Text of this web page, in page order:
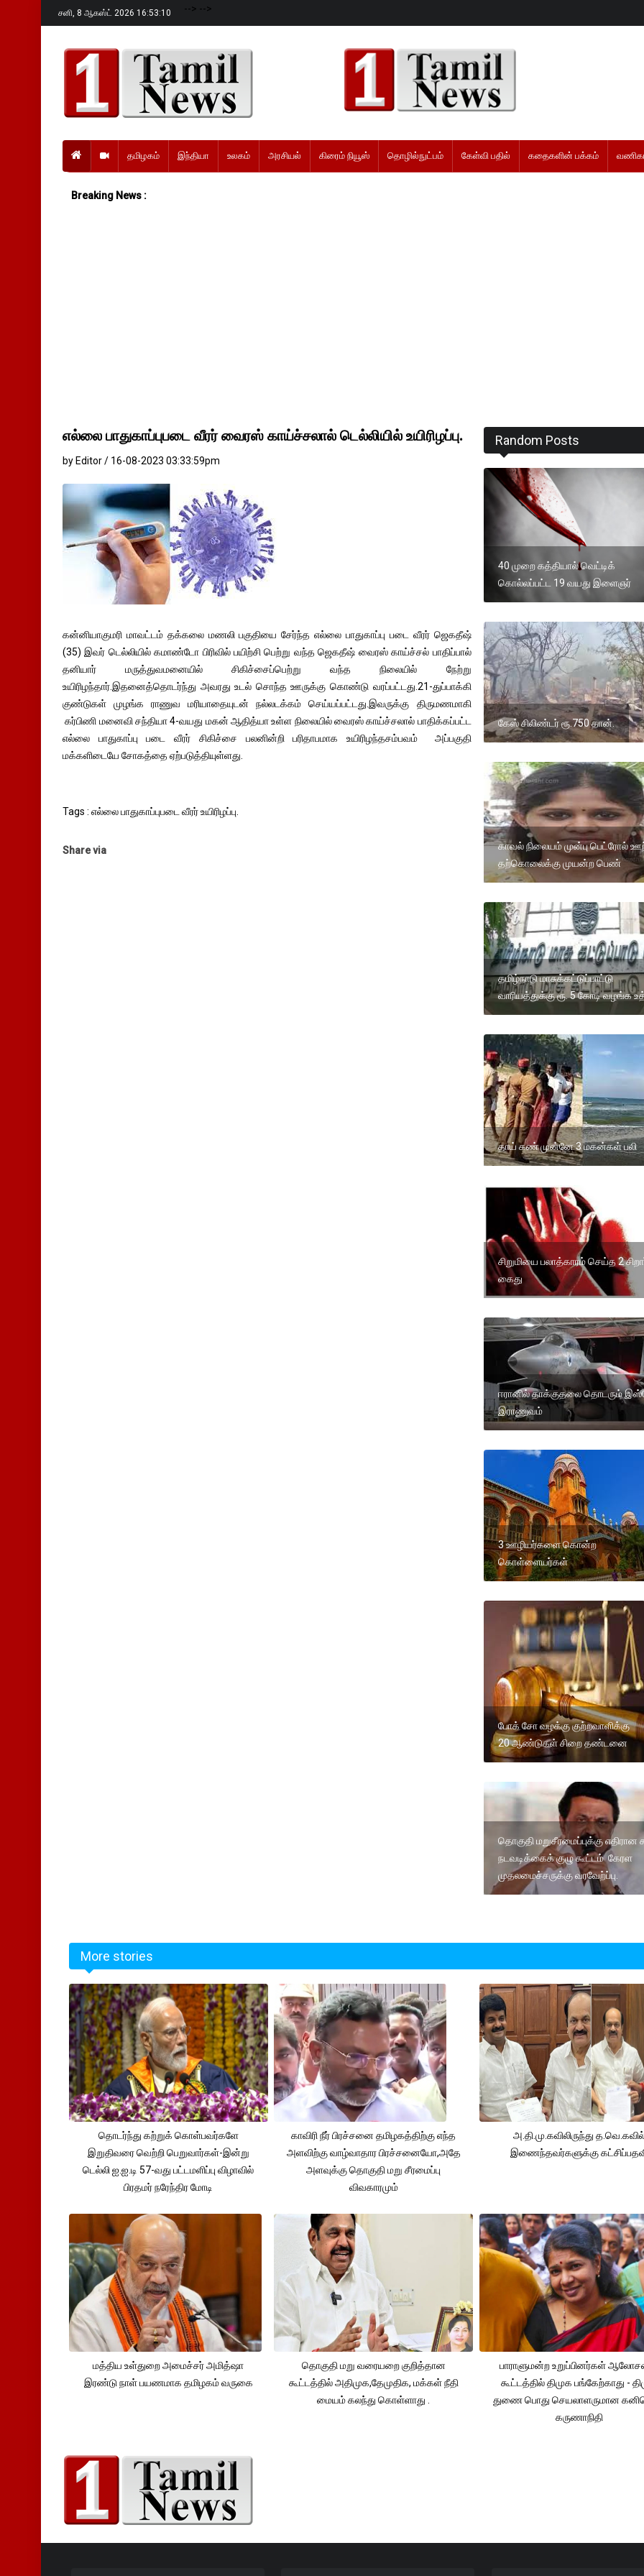
சனி, 8 ஆகஸ்ட் 2026 16:53:11 --> -->
தமிழகம் இந்தியா உலகம் அரசியல் கிரைம் நியூஸ் தொழில்நுட்பம் கேள்வி பதில் கதைகளின் பக்கம்
Breaking News :
எல்லை பாதுகாப்புபடை வீரர் வைரஸ் காய்ச்சலால் டெல்லியில் உயிரிழப்பு.
by Editor / 16-08-2023 03:33:59pm
கன்னியாகுமரி மாவட்டம் தக்கலை மணலி பகுதியை சேர்ந்த எல்லை பாதுகாப்பு படை வீரர் ஜெகதீஷ்
(35) இவர் டெல்லியில் கமாண்டோ பிரிவில் பயிற்சி பெற்று வந்த ஜெகதீஷ் வைரஸ் காய்ச்சல் பாதிப்பால்
தனியார் மருத்துவமனையில் சிகிச்சைப்பெற்று வந்த நிலையில் நேற்று
உயிரிழந்தார்.இதனைத்தொடர்ந்து அவரது உடல் சொந்த ஊருக்கு கொண்டு வரப்பட்டது.21-துப்பாக்கி
குண்டுகள் முழங்க ராணுவ மரியாதையுடன் நல்லடக்கம் செய்யப்பட்டது.இவருக்கு திருமணமாகி
கர்பிணி மனைவி சந்தியா 4-வயது மகன் ஆதித்யா உள்ள நிலையில் வைரஸ் காய்ச்சலால் பாதிக்கப்பட்ட
எல்லை பாதுகாப்பு படை வீரர் சிகிச்சை பலனின்றி பரிதாபமாக உயிரிழந்தசம்பவம் அப்பகுதி
மக்களிடையே சோகத்தை ஏற்படுத்தியுள்ளது.
Tags : எல்லை பாதுகாப்புபடை வீரர் உயிரிழப்பு.
Share via
Random Posts
40 முறை கத்தியால் வெட்டிக்
கொல்லப்பட்ட 19 வயது இளைஞர்
கேஸ் சிலிண்டர் ரூ.750 தான்.
காவல் நிலையம் முன்பு பெட்ரோல்
தற்கொலைக்கு முயன்ற பெண்
தமிழ்நாடு மாசுக்கட்டுப்பாட்டு
வாரியத்துக்கு ரூ. 5 கோடி வழங்க
தாய் கண் முன்னே 3 மகன்கள் பலி
சிறுமியை பலாத்காரம் செய்த 2
கைது
ஈரானில் தாக்குதலை தொடரும்
இராணுவம்
3 ஊழியர்களை கொன்ற
கொள்ளையர்கள்
போக் சோ வழக்கு குற்றவாளிக்கு
20 ஆண்டுகள் சிறை தண்டனை
தொகுதி மறுசீரமைப்புக்கு எதிரான
நடவடிக்கைக் குழு கூட்டம் கேரள
முதலமைச்சருக்கு வரவேற்ப்பு.
More stories
தொடர்ந்து கற்றுக் கொள்பவர்களே
இறுதிவரை வெற்றி பெறுவார்கள்-இன்று
டெல்லி ஐ.ஐ.டி 57-வது பட்டமளிப்பு விழாவில்
பிரதமர் நரேந்திர மோடி
காவிரி நீர் பிரச்சனை தமிழகத்திற்கு எந்த
அளவிற்கு வாழ்வாதார பிரச்சனையோ,அதே
அளவுக்கு தொகுதி மறு சீரமைப்பு
விவகாரமும்
அ.தி.மு.கவிலிருந்து
இணைந்தவர்களுக்கு
மத்திய உள்துறை அமைச்சர் அமித்ஷா
இரண்டு நாள் பயணமாக தமிழகம் வருகை
தொகுதி மறு வரையறை குறித்தான
கூட்டத்தில் அதிமுக,தேமுதிக, மக்கள் நீதி
மையம் கலந்து கொள்ளாது .
பாராளுமன்ற உறுப்பினர்கள்
கூட்டத்தில் திமுக பங்கேற்காது -
துணை பொது செயலாளருமான
கருணாநிதி